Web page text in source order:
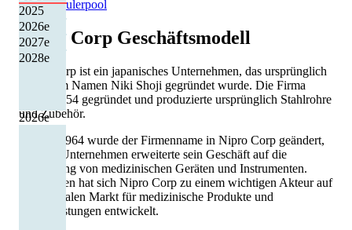
2026e
2025
2026e
2027e
2028e
Quelle: Eulerpool
Nipro Corp Geschäftsmodell
Nipro Corp ist ein japanisches Unternehmen, das ursprünglich
unter dem Namen Niki Shoji gegründet wurde. Die Firma
wurde 1954 gegründet und produzierte ursprünglich Stahlrohre
und Zubehör.
Im Jahr 1964 wurde der Firmenname in Nipro Corp geändert,
und das Unternehmen erweiterte sein Geschäft auf die
Herstellung von medizinischen Geräten und Instrumenten.
Inzwischen hat sich Nipro Corp zu einem wichtigen Akteur auf
dem globalen Markt für medizinische Produkte und
Dienstleistungen entwickelt.